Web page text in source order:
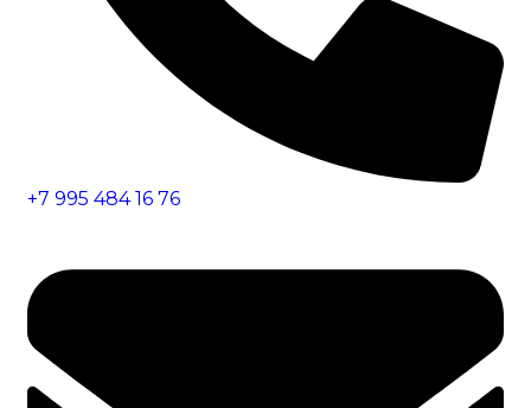
+7 995 484 16 76